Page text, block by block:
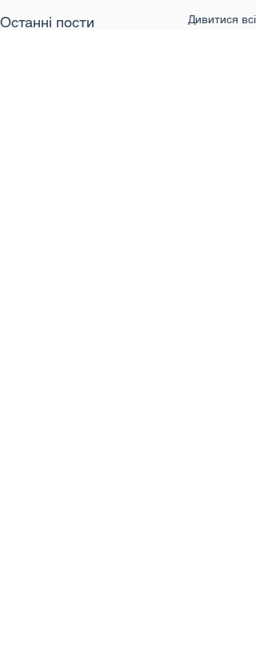
Останні пости Дивитися всі